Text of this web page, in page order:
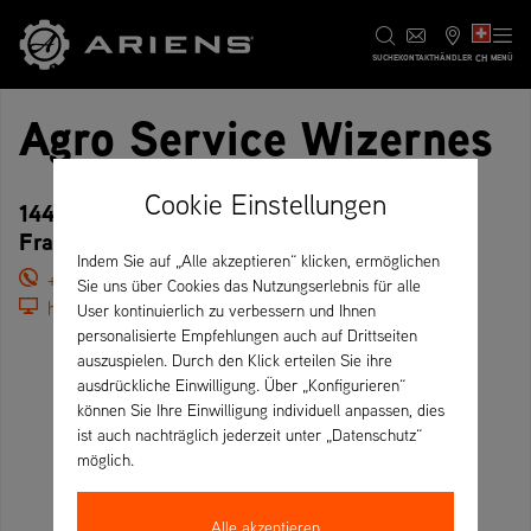
SUCHEKONTAKTHÄNDLER CH MENÜ
Agro Service Wizernes
144 Rue Léon Blum, 62570 Wizernes –
Frankreich
+33 3 21 88 04 04
https://www.agroservice.fr/
Cookie Einstellungen
Indem Sie auf „Alle akzeptieren“ klicken, ermöglichen
Sie uns über Cookies das Nutzungserlebnis für alle
User kontinuierlich zu verbessern und Ihnen
personalisierte Empfehlungen auch auf Drittseiten
auszuspielen. Durch den Klick erteilen Sie ihre
ausdrückliche Einwilligung. Über „Konfigurieren“
können Sie Ihre Einwilligung individuell anpassen, dies
ist auch nachträglich jederzeit unter „Datenschutz“
möglich.